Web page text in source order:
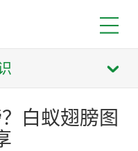
白蚁翅膀图